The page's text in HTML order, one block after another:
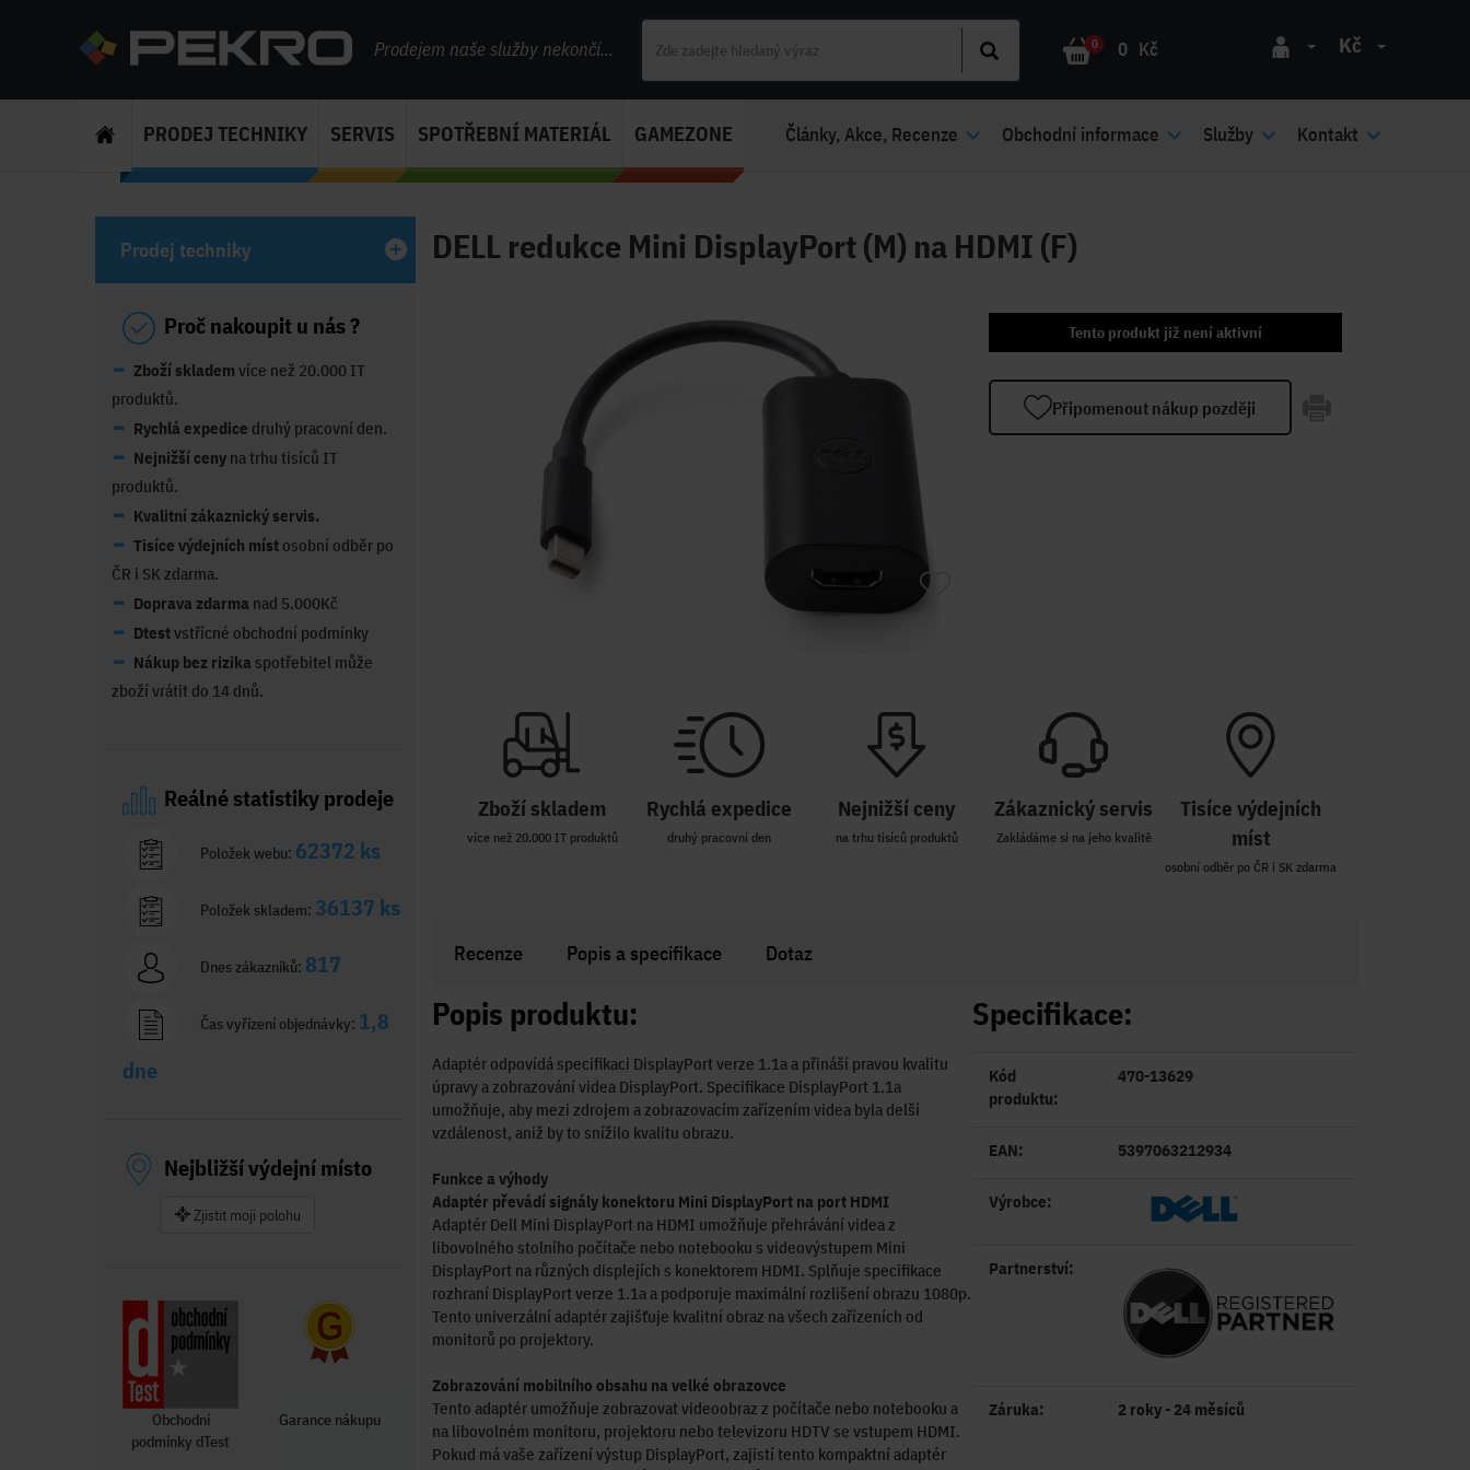
Prodejem naše služby nekončí... 0 0 Kč Kč
PRODEJ TECHNIKY SERVIS SPOTŘEBNÍ MATERIÁL GAMEZONE Články, Akce, Recenze Obchodní informace Služby Kontakt
DELL redukce Mini DisplayPort (M) na HDMI (F)
Tento produkt již není aktivní
Připomenout nákup později
Zboží skladem
více než 20.000 IT produktů
Rychlá expedice
druhý pracovní den
Nejnižší ceny
na trhu tisíců produktů
Zákaznický servis
Zakládáme si na jeho kvalitě
Tisíce výdejních
míst
osobní odběr po ČR i SK zdarma
Recenze Popis a specifikace Dotaz
Popis produktu:
Adaptér odpovídá specifikaci DisplayPort verze 1.1a a přináší pravou kvalitu
úpravy a zobrazování videa DisplayPort. Specifikace DisplayPort 1.1a
umožňuje, aby mezi zdrojem a zobrazovacím zařízením videa byla delší
vzdálenost, aniž by to snížilo kvalitu obrazu.
Funkce a výhody
Adaptér převádí signály konektoru Mini DisplayPort na port HDMI
Adaptér Dell Mini DisplayPort na HDMI umožňuje přehrávání videa z
libovolného stolního počítače nebo notebooku s videovýstupem Mini
DisplayPort na různých displejích s konektorem HDMI. Splňuje specifikace
rozhraní DisplayPort verze 1.1a a podporuje maximální rozlišení obrazu 1080p.
Tento univerzální adaptér zajišťuje kvalitní obraz na všech zařízeních od
monitorů po projektory.
Zobrazování mobilního obsahu na velké obrazovce
Tento adaptér umožňuje zobrazovat videoobraz z počítače nebo notebooku a
na libovolném monitoru, projektoru nebo televizoru HDTV se vstupem HDMI.
Pokud má vaše zařízení výstup DisplayPort, zajistí tento kompaktní adaptér
Specifikace:
Kód
produktu:
470-13629
EAN: 5397063212934
Výrobce:
Partnerství:
Záruka: 2 roky - 24 měsíců
Prodej techniky
Proč nakoupit u nás ?
Zboží skladem více než 20.000 IT
produktů.
Rychlá expedice druhý pracovní den.
Nejnižší ceny na trhu tisíců IT
produktů.
Kvalitní zákaznický servis.
Tisíce výdejních míst osobní odběr po
ČR i SK zdarma.
Doprava zdarma nad 5.000Kč
Dtestvstřícné obchodní podmínky
Nákup bez rizika spotřebitel může
zboží vrátit do 14 dnů.
Reálné statistiky prodeje
Položek webu: 62372 ks
Položek skladem: 36137 ks
Dnes zákazníků: 817
Čas vyřízení objednávky: 1,8
dne
Nejbližší výdejní místo
Zjistit moji polohu
Obchodní
podmínky dTest
Garance nákupu